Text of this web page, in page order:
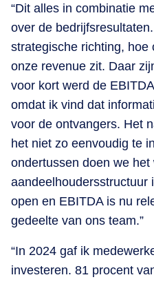
“Dit alles in combinatie
over de
strategische richting, hoe
onze revenue zit. Daar
voor kort werd de
omdat ik vind dat
voor de ontvangers. Het
het niet zo eenvoudig te
ondertussen doen we het
aandeelhoudersstructuur
open en EBITDA is nu
gedeelte van ons team.”
“In 2024 gaf ik
investeren. 81 procent